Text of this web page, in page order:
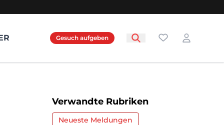
Gesuch aufgeben Favoriten
Login
Verwandte Rubriken
Neueste Meldungen